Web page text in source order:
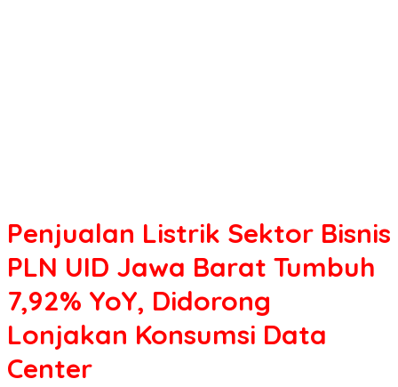
Penjualan Listrik Sektor Bisnis
PLN UID Jawa Barat Tumbuh
7,92% YoY, Didorong
Lonjakan Konsumsi Data
Center